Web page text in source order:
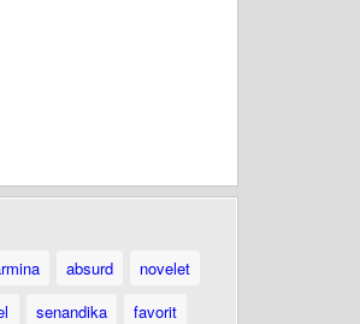
absurd
novelet
senandika
favorit